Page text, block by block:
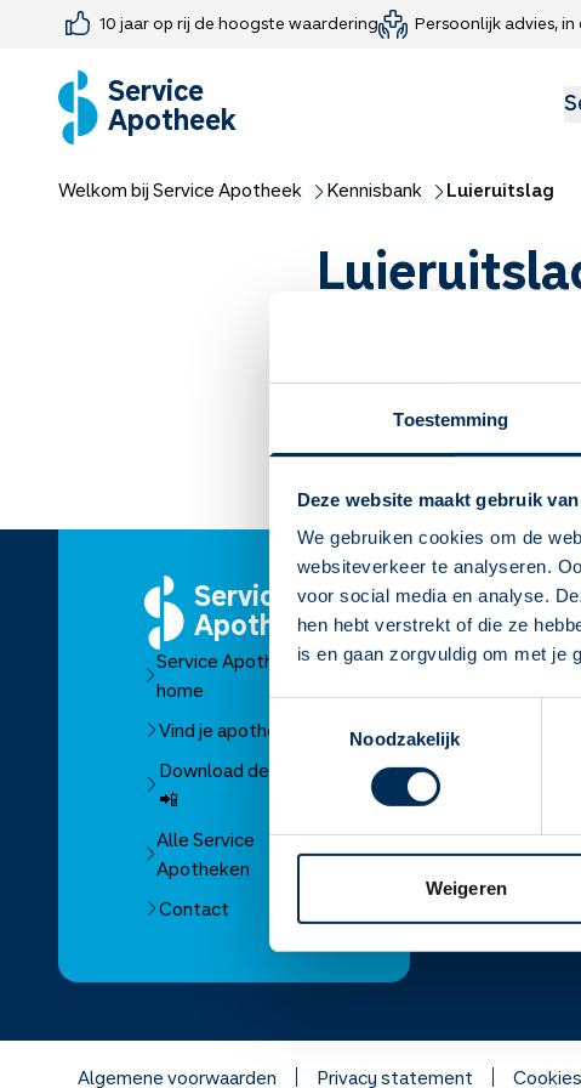
Toestemming
Deze website maakt gebruik
We gebruiken cookies om de
websiteverkeer te analyseren.
voor social media en analyse.
hen hebt verstrekt of die ze
is en gaan zorgvuldig om met je
Noodzakelijk
Weigeren
10 jaar op rij de hoogste waardering Persoonlijk advies,
Service
Apotheek
Farmaceutisch consult
Medicijn-APK
Jouw
Medicijnen voor
Welkom bij Service Apotheek Kennisbank Luieruitslag
De babyhuid is nog niet
huidlaag is bij baby’s pas
Lees meer
Service
Apotheek
Service Apotheek
home
Vind je apotheek
Download de app
📲
Alle Service
Apotheken
Contact
Over
Over
Over
Over Service
Algemene voorwaarden Privacy statement Cookies